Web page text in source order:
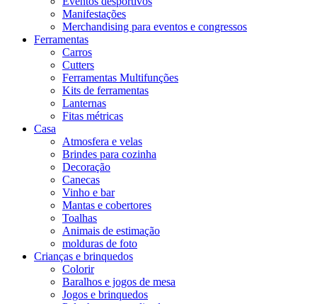
Manifestações
Merchandising para eventos e congressos
Ferramentas
Carros
Cutters
Ferramentas Multifunções
Kits de ferramentas
Lanternas
Fitas métricas
Casa
Atmosfera e velas
Brindes para cozinha
Decoração
Canecas
Vinho e bar
Mantas e cobertores
Toalhas
Animais de estimação
molduras de foto
Crianças e brinquedos
Colorir
Baralhos e jogos de mesa
Jogos e brinquedos